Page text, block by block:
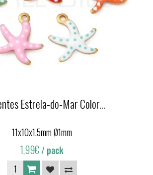
Estrela-do-Mar Color...
11x10x1.5mm Ø1mm
1,99€/ pack